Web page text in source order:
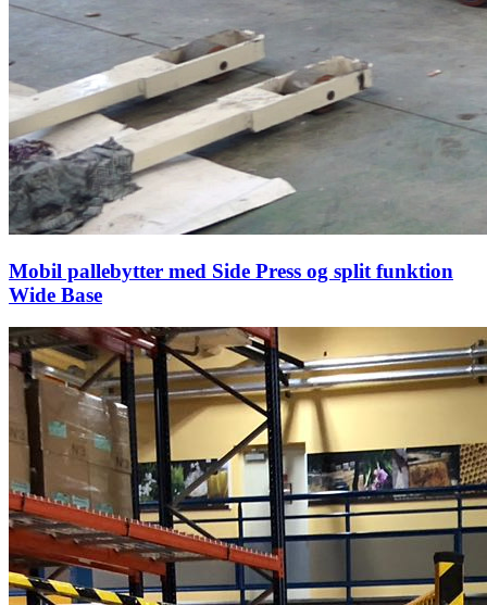
Mobil pallebytter med Side Press og split funktion
Wide Base